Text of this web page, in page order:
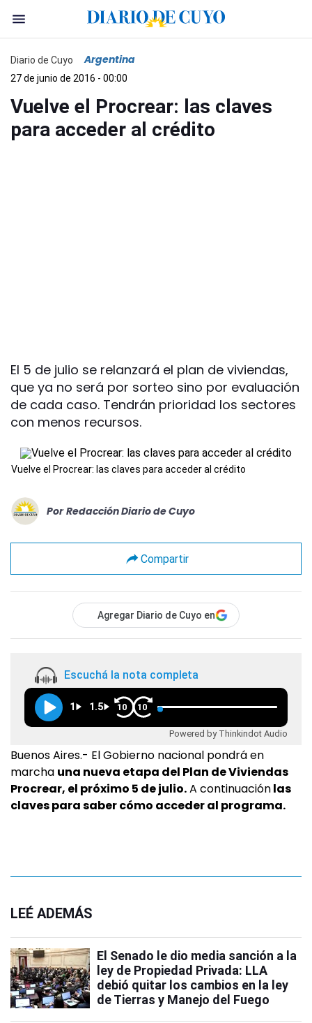
Diario de Cuyo Argentina
27 de junio de 2016 - 00:00
Vuelve el Procrear: las claves
para acceder al crédito
El 5 de julio se relanzará el plan de viviendas,
que ya no será por sorteo sino por evaluación
de cada caso. Tendrán prioridad los sectores
con menos recursos.
Vuelve el Procrear: las claves para acceder al crédito
Por Redacción Diario de Cuyo
Compartir
Agregar Diario de Cuyo en
Escuchá la nota completa
1 1.5 10 10
Powered by Thinkindot Audio
Buenos Aires.- El Gobierno nacional pondrá en
marcha una nueva etapa del Plan de Viviendas
Procrear, el próximo 5 de julio.A continuaciónlas
claves para saber cómo acceder al programa.
LEÉ ADEMÁS
El Senado le dio media sanción a la
ley de Propiedad Privada: LLA
debió quitar los cambios en la ley
de Tierras y Manejo del Fuego